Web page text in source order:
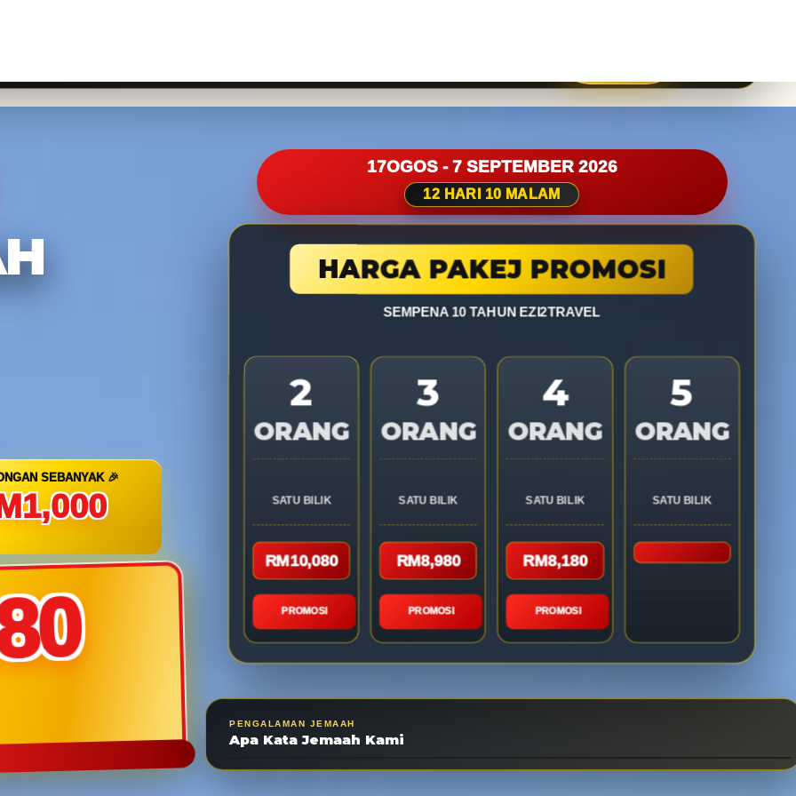
SEBANYAK 🎉
17OGOS - 7 SEPTEMBER 2026
12 HARI 10 MALAM
HARGA PAKEJ PROMOSI
SEMPENA 10 TAHUN EZI2TRAVEL
2
ORANG
SATU BILIK
RM10,080
PROMOSI
3
ORANG
SATU BILIK
RM8,980
PROMOSI
4
ORANG
SATU BILIK
RM8,180
PROMOSI
5
ORANG
SATU BILIK
PENGALAMAN JEMAAH
Apa Kata Jemaah Kami